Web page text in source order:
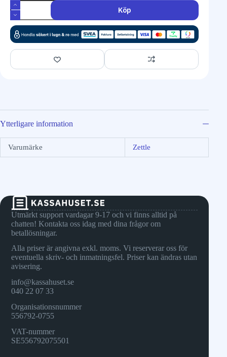
Köp
Ytterligare information
Varumärke Zettle
Utmärkt support vardagar 9-17 och vi finns alltid på
chatten! Kontakta oss idag med dina frågor om
betallösningar.
Alla priser är angivna exkl. moms. Vi reserverar oss för
eventuella skriv- och inmatningsfel. Priser kan ändras utan
avisering.
info@kassahuset.se
040 22 07 33
Organisationsnummer
556792-0755
VAT-nummer
SE556792075501